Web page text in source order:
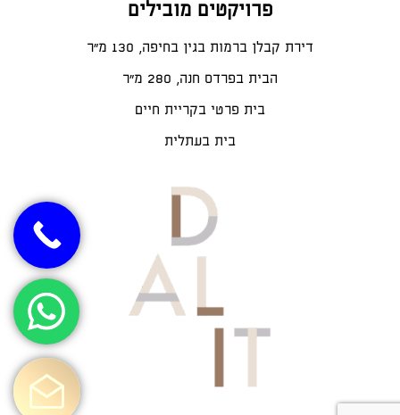
פרויקטים מובילים
דירת קבלן ברמות בגין בחיפה, 130 מ"ר
הבית בפרדס חנה, 280 מ״ר
בית פרטי בקריית חיים
בית בעתלית